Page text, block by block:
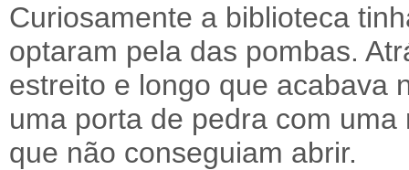
Curiosamente a biblioteca
optaram pela das pombas.
estreito e longo que acabava
uma porta de pedra com
que não conseguiam abrir.